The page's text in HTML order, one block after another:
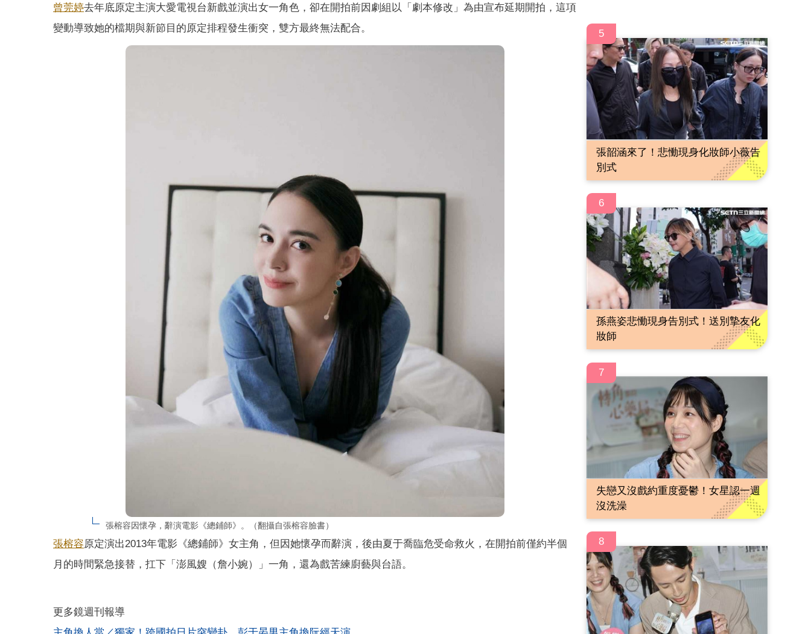
曾莞婷去年底原定主演大愛電視台新戲並演出女一角色，卻在開拍前因劇組以「劇本修改」為由宣布延期開拍，這項
變動導致她的檔期與新節目的原定排程發生衝突，雙方最終無法配合。
張榕容因懷孕，辭演電影《總鋪師》。（翻攝自張榕容臉書）
張榕容原定演出2013年電影《總鋪師》女主角，但因她懷孕而辭演，後由夏于喬臨危受命救火，在開拍前僅約半個
月的時間緊急接替，扛下「澎風嫂（詹小婉）」一角，還為戲苦練廚藝與台語。
更多鏡週刊報導
5
張韶涵來了！悲慟現身化妝師小薇告
別式
6
孫燕姿悲慟現身告別式！送別摯友化
妝師
7
失戀又沒戲約重度憂鬱！女星認一週
沒洗澡
8